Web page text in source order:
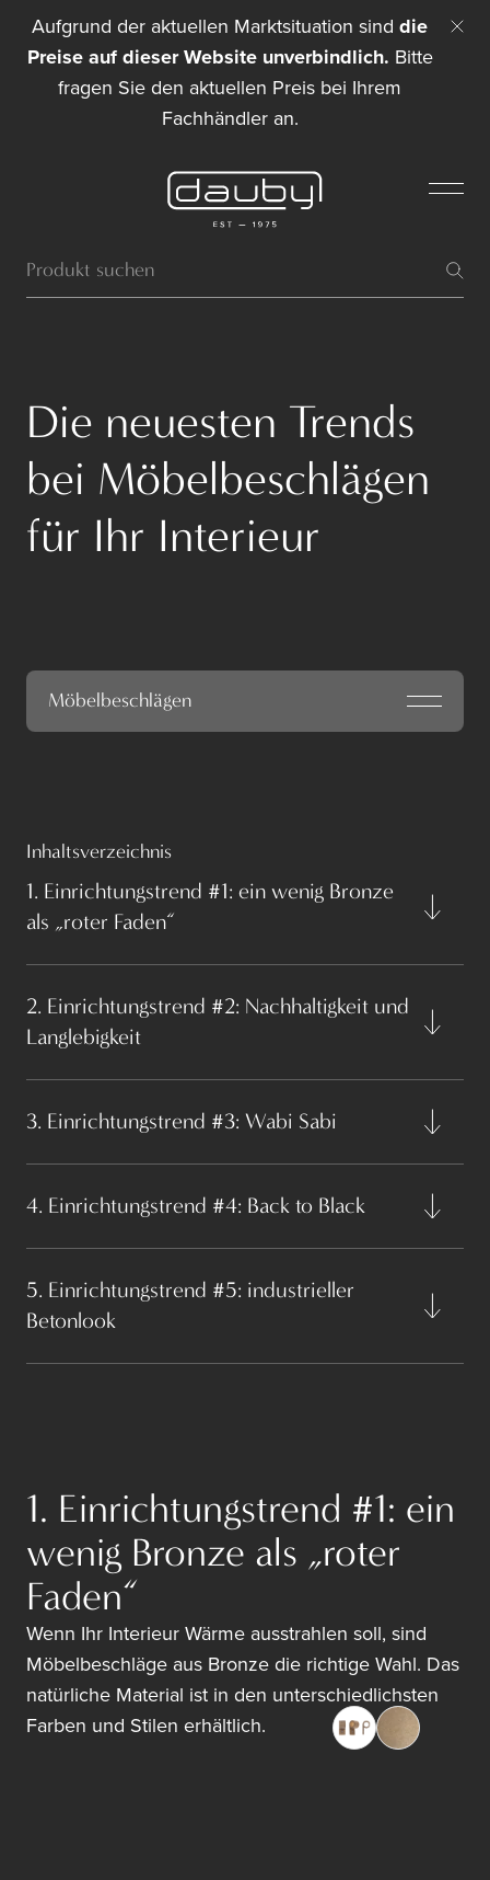
Aufgrund der aktuellen Marktsituation sind die
Preise auf dieser Website unverbindlich. Bitte
fragen Sie den aktuellen Preis bei Ihrem
Fachhändler an.
Die neuesten Trends
bei Möbelbeschlägen
für Ihr Interieur
Möbelbeschlägen
Inhaltsverzeichnis
1. Einrichtungstrend #1: ein wenig Bronze
als „roter Faden“
2. Einrichtungstrend #2: Nachhaltigkeit und
Langlebigkeit
3. Einrichtungstrend #3: Wabi Sabi
4. Einrichtungstrend #4: Back to Black
5. Einrichtungstrend #5: industrieller
Betonlook
1. Einrichtungstrend #1: ein
wenig Bronze als „roter
Faden“
Wenn Ihr Interieur Wärme ausstrahlen soll, sind
Möbelbeschläge aus Bronze die richtige Wahl. Das
natürliche Material ist in den unterschiedlichsten
Farben und Stilen erhältlich.